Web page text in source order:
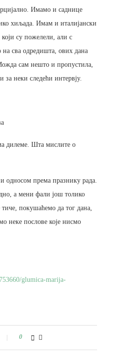
Имамо и саднице
хиљада. Имам и италијански
су пожелели, али с
на сва одредишта, ових дана
сам нешто и пропустила,
неки следећи интервју.
дилеме. Шта мислите о
односом према празнику рада.
а мени фали још толико
покушаћемо да тог дана,
неке послове које нисмо
glumica-marija-
0